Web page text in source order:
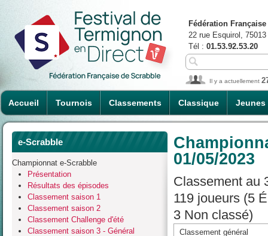
Accueil Tournois Classements Classique Jeunes
Fédération
22 rue Esquirol,
Tél : 01.53.92.53.20
Il y a actuellement
e-Scrabble
Championnat e-Scrabble
Présentation
Résultats des épisodes
Classement saison 1
Classement saison 2
Classement Challenge d'été
Classement saison 3 - Général
01/05/2023
Classement au
119 joueurs (5
3 Non classé)